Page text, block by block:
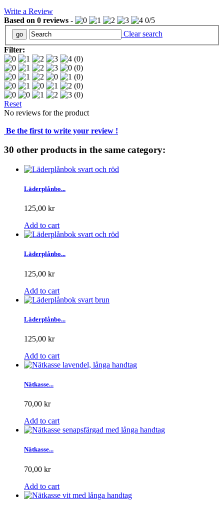
Write a Review
Based on 0 reviews - 0/5
Clear search
Filter:
(0)
(0)
(0)
(0)
(0)
Reset
No reviews for the product
Be the first to write your review !
30 other products in the same category:
Läderplånbo...
125,00 kr
Add to cart
Läderplånbo...
125,00 kr
Add to cart
Läderplånbo...
125,00 kr
Add to cart
Nätkasse...
70,00 kr
Add to cart
Nätkasse...
70,00 kr
Add to cart